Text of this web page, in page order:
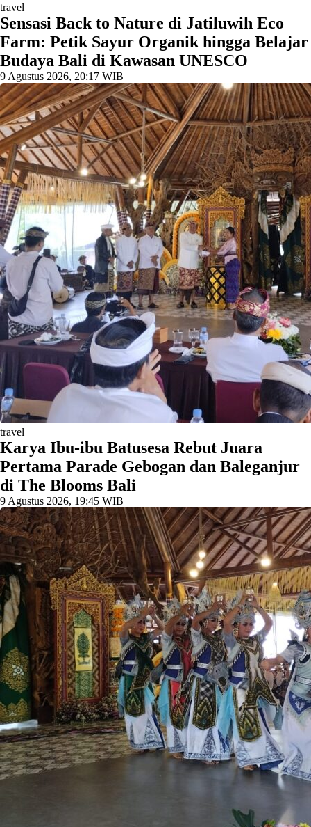
travel
Sensasi Back to Nature di Jatiluwih Eco
Farm: Petik Sayur Organik hingga Belajar
Budaya Bali di Kawasan UNESCO
9 Agustus 2026, 20:17 WIB
travel
Karya Ibu-ibu Batusesa Rebut Juara
Pertama Parade Gebogan dan Baleganjur
di The Blooms Bali
9 Agustus 2026, 19:45 WIB